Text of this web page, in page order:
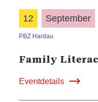
12 September
PBZ Hardau
Family
Eventdetails